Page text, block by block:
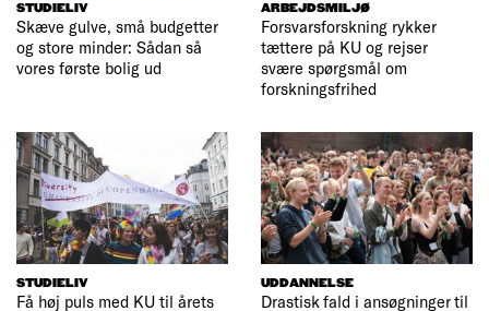
STUDIELIV
Skæve gulve, små budgetter
og store minder: Sådan så
vores første bolig ud
ARBEJDSMILJØ
Forsvarsforskning rykker
tættere på KU og rejser
svære spørgsmål om
forskningsfrihed
STUDIELIV
Få høj puls med KU til årets
UDDANNELSE
Drastisk fald i ansøgninger til